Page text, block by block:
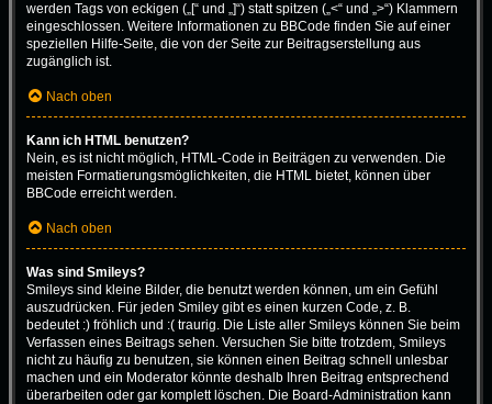
werden Tags von eckigen („[“ und „]“) statt spitzen („<“ und „>“) Klammern
eingeschlossen. Weitere Informationen zu BBCode finden Sie auf einer
speziellen Hilfe-Seite, die von der Seite zur Beitragserstellung aus
zugänglich ist.
Nach oben
Kann ich HTML benutzen?
Nein, es ist nicht möglich, HTML-Code in Beiträgen zu verwenden. Die
meisten Formatierungsmöglichkeiten, die HTML bietet, können über
BBCode erreicht werden.
Nach oben
Was sind Smileys?
Smileys sind kleine Bilder, die benutzt werden können, um ein Gefühl
auszudrücken. Für jeden Smiley gibt es einen kurzen Code, z. B.
bedeutet :) fröhlich und :( traurig. Die Liste aller Smileys können Sie beim
Verfassen eines Beitrags sehen. Versuchen Sie bitte trotzdem, Smileys
nicht zu häufig zu benutzen, sie können einen Beitrag schnell unlesbar
machen und ein Moderator könnte deshalb Ihren Beitrag entsprechend
überarbeiten oder gar komplett löschen. Die Board-Administration kann